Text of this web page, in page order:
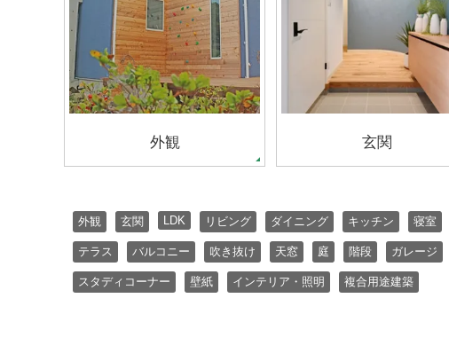
外観 玄関
外観 玄関 LDK リビング ダイニング キッチン 寝室
テラス バルコニー 吹き抜け 天窓 庭 階段 ガレージ
スタディコーナー 壁紙 インテリア・照明 複合用途建築